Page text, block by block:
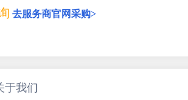
去服务商官网采购>
于我们